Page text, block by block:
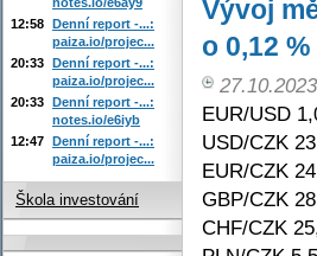
Vývoj
o 0,12 %
EUR/USD
USD/CZK
EUR/CZK
GBP/CZK
CHF/CZK
12:58 Denní report -...:
paiza.io/projec...
20:33 Denní report -...:
paiza.io/projec...
20:33 Denní report -...:
notes.io/e6iyb
12:47 Denní report -...:
paiza.io/projec...
Škola investování